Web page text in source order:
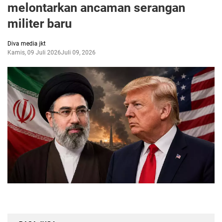
melontarkan ancaman serangan
militer baru
Diva media jkt
Kamis, 09 Juli 2026Juli 09, 2026